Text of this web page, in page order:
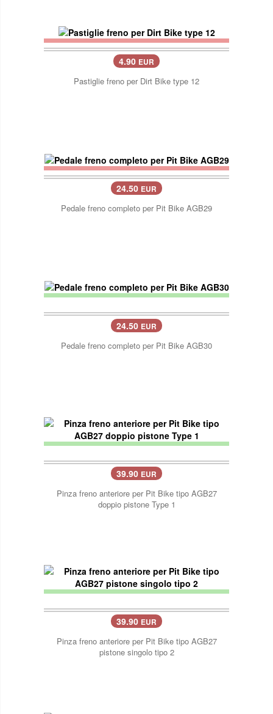
4.90 EUR
Pastiglie freno per Dirt Bike type 12
24.50 EUR
Pedale freno completo per Pit Bike AGB29
24.50 EUR
Pedale freno completo per Pit Bike AGB30
39.90 EUR
Pinza freno anteriore per Pit Bike tipo AGB27
doppio pistone Type 1
39.90 EUR
Pinza freno anteriore per Pit Bike tipo AGB27
pistone singolo tipo 2